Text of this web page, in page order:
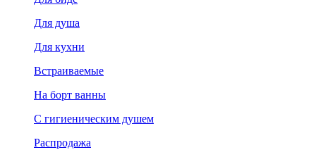
Для душа
Для кухни
Встраиваемые
На борт ванны
C гигиеническим душем
Распродажа